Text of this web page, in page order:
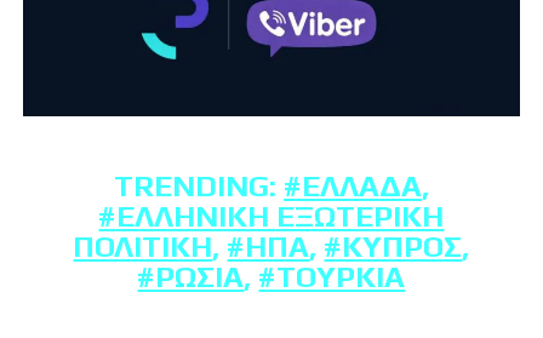
TRENDING: #ΕΛΛΆΔΑ,
#ΕΛΛΗΝΙΚΉ ΕΞΩΤΕΡΙΚΉ
ΠΟΛΙΤΙΚΉ, #ΗΠΑ, #ΚΎΠΡΟΣ,
#ΡΩΣΊΑ, #ΤΟΥΡΚΊΑ